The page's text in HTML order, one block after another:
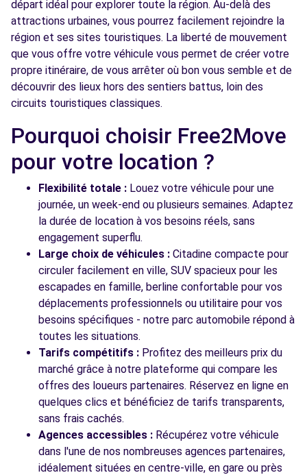
Voir l'agence
départ idéal pour explorer toute la région. Au-delà des
attractions urbaines, vous pourrez facilement rejoindre la
région et ses sites touristiques. La liberté de mouvement
que vous offre votre véhicule vous permet de créer votre
propre itinéraire, de vous arrêter où bon vous semble et de
découvrir des lieux hors des sentiers battus, loin des
circuits touristiques classiques.
Pourquoi choisir Free2Move
pour votre location ?
Flexibilité totale : Louez votre véhicule pour une
journée, un week-end ou plusieurs semaines. Adaptez
la durée de location à vos besoins réels, sans
engagement superflu.
Large choix de véhicules : Citadine compacte pour
circuler facilement en ville, SUV spacieux pour les
escapades en famille, berline confortable pour vos
déplacements professionnels ou utilitaire pour vos
besoins spécifiques - notre parc automobile répond à
toutes les situations.
Tarifs compétitifs : Profitez des meilleurs prix du
marché grâce à notre plateforme qui compare les
offres des loueurs partenaires. Réservez en ligne en
quelques clics et bénéficiez de tarifs transparents,
sans frais cachés.
Agences accessibles : Récupérez votre véhicule
dans l'une de nos nombreuses agences partenaires,
idéalement situées en centre-ville, en gare ou près